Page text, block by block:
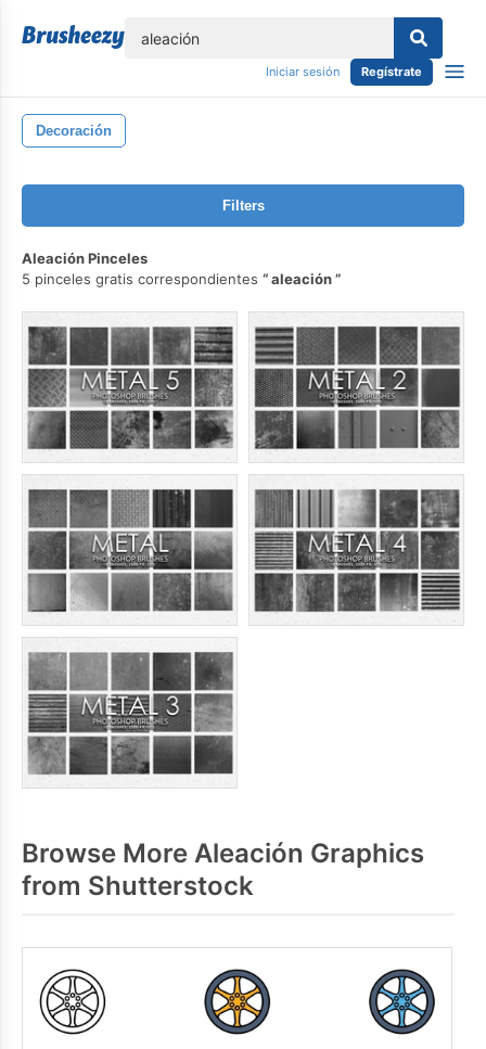
Iniciar sesión Regístrate
Decoración
Filters
Aleación Pinceles
5 pinceles gratis correspondientes
aleación
Browse More Aleación Graphics
from Shutterstock